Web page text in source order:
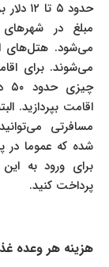
حدود
مبلغ در
می‌شوند. برای
اقامت بپردازید.
مسافرتی
شده که عموما در
پرداخت کنید.
هزینه هر وعده